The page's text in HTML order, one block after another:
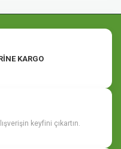
KARGO
keyfini çıkartın.